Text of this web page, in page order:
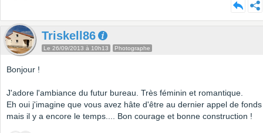
Triskell86
Le 26/09/2013 à 10h13 Photographe
Bonjour !
J'adore l'ambiance du futur bureau. Très féminin et romantique.
Eh oui j'imagine que vous avez hâte d'être au dernier appel de fonds
mais il y a encore le temps.... Bon courage et bonne construction !